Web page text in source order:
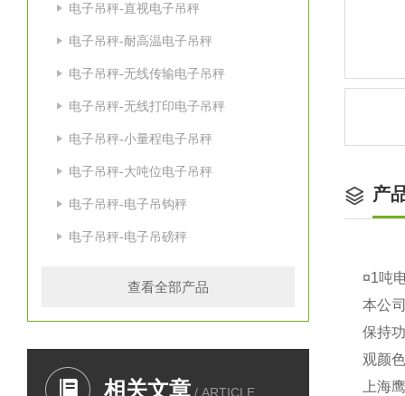
电子吊秤-直视电子吊秤
电子吊秤-耐高温电子吊秤
电子吊秤-无线传输电子吊秤
电子吊秤-无线打印电子吊秤
电子吊秤-小量程电子吊秤
电子吊秤-大吨位电子吊秤
电子吊秤-电子吊钩秤
电子吊秤-电子吊磅秤
查看全部产品
相关文章 / ARTICLE
产
¤1吨
本公
保持
观颜
上海